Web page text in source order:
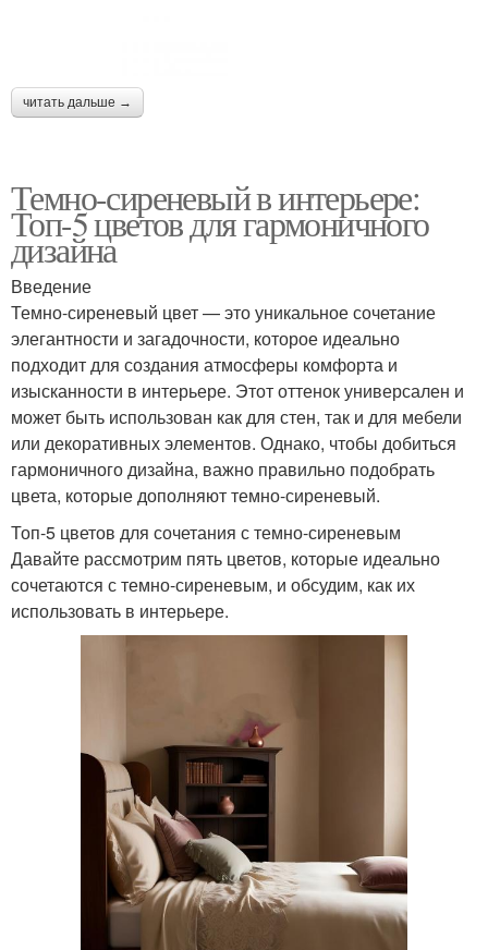
читать дальше →
Темно-сиреневый в интерьере:
Топ-5 цветов для гармоничного
дизайна
Введение
Темно-сиреневый цвет — это уникальное сочетание
элегантности и загадочности, которое идеально
подходит для создания атмосферы комфорта и
изысканности в интерьере. Этот оттенок универсален и
может быть использован как для стен, так и для мебели
или декоративных элементов. Однако, чтобы добиться
гармоничного дизайна, важно правильно подобрать
цвета, которые дополняют темно-сиреневый.
Топ-5 цветов для сочетания с темно-сиреневым
Давайте рассмотрим пять цветов, которые идеально
сочетаются с темно-сиреневым, и обсудим, как их
использовать в интерьере.